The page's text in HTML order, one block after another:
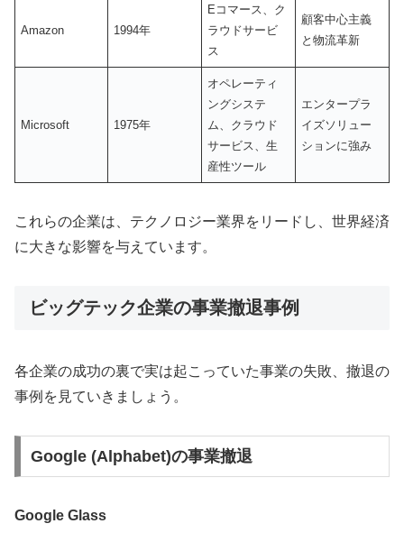
Amazon 1994年
Eコマース、ク
ラウドサービ
ス
顧客中心主義
と物流革新
Microsoft 1975年
オペレーティ
ングシステ
ム、クラウド
サービス、生
産性ツール
エンタープラ
イズソリュー
ションに強み
これらの企業は、テクノロジー業界をリードし、世界経済
に大きな影響を与えています。
ビッグテック企業の事業撤退事例
各企業の成功の裏で実は起こっていた事業の失敗、撤退の
事例を見ていきましょう。
Google (Alphabet)の事業撤退
Google Glass